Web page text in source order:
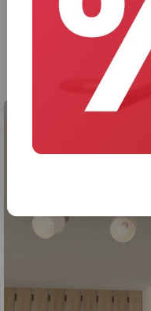
Lindby
flammig, walnuss/
CHF 77.90
CHF 104.90